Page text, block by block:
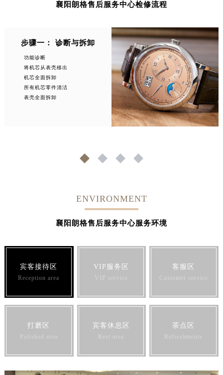
襄阳朗格售后服务中心检修流程
步骤一： 诊断与拆卸
功能诊断
将机芯从表壳移出
机芯全面拆卸
所有机芯零件清洁
表壳全面拆卸
1 2 3 4
ENVIRONMENT
襄阳朗格售后服务中心服务环境
宾客接待区
Reception area
VIP服务区
VIP service
客服区
Customer service
打磨区
Polished area
宾客休息区
Rest area
茶点区
Refreshments